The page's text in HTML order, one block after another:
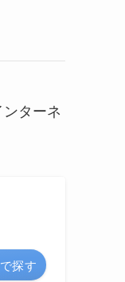
ターネ
探す